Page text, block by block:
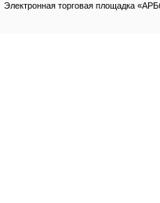
Электронная торговая площадка